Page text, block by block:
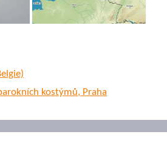
kostýmů, Praha